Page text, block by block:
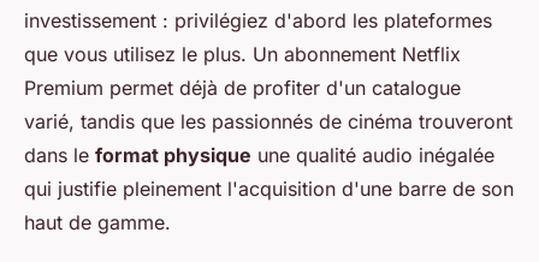
investissement : privilégiez d'abord les plateformes
que vous utilisez le plus. Un abonnement Netflix
Premium permet déjà de profiter d'un catalogue
varié, tandis que les passionnés de cinéma trouveront
dans le format physique une qualité audio inégalée
qui justifie pleinement l'acquisition d'une barre de son
haut de gamme.